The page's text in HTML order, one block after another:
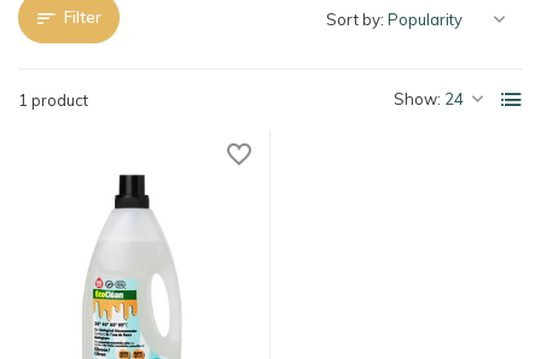
Filter
1 product Show:
Sort by: